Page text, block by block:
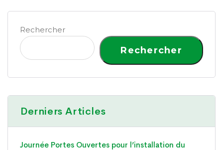
Rechercher
Rechercher
Derniers Articles
Journée Portes Ouvertes pour l’installation du